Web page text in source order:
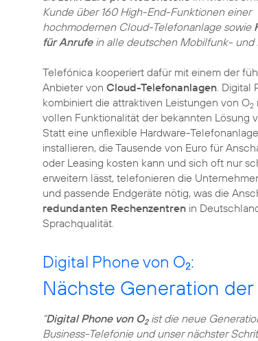
Kunde über 160 High-End-Funktionen einer
hochmodernen Cloud-Telefonanlage sowie
für Anrufein alle deutschen Mobilfunk- und
Telefónica kooperiert dafür mit einem der
Anbieter von Cloud-Telefonanlagen. Digital
kombiniert die attraktiven Leistungen von O2
vollen Funktionalität der bekannten Lösung
Statt eine unflexible Hardware-
installieren, die Tausende von Euro für
oder Leasing kosten kann und sich oft nur
erweitern lässt, telefonieren die
und passende Endgeräte nötig, was die
redundanten Rechenzentren in
Sprachqualität.
Digital Phone von O2:
Nächste Generation
"Digital Phone von O2ist die neue
Business-Telefonie und unser nächster